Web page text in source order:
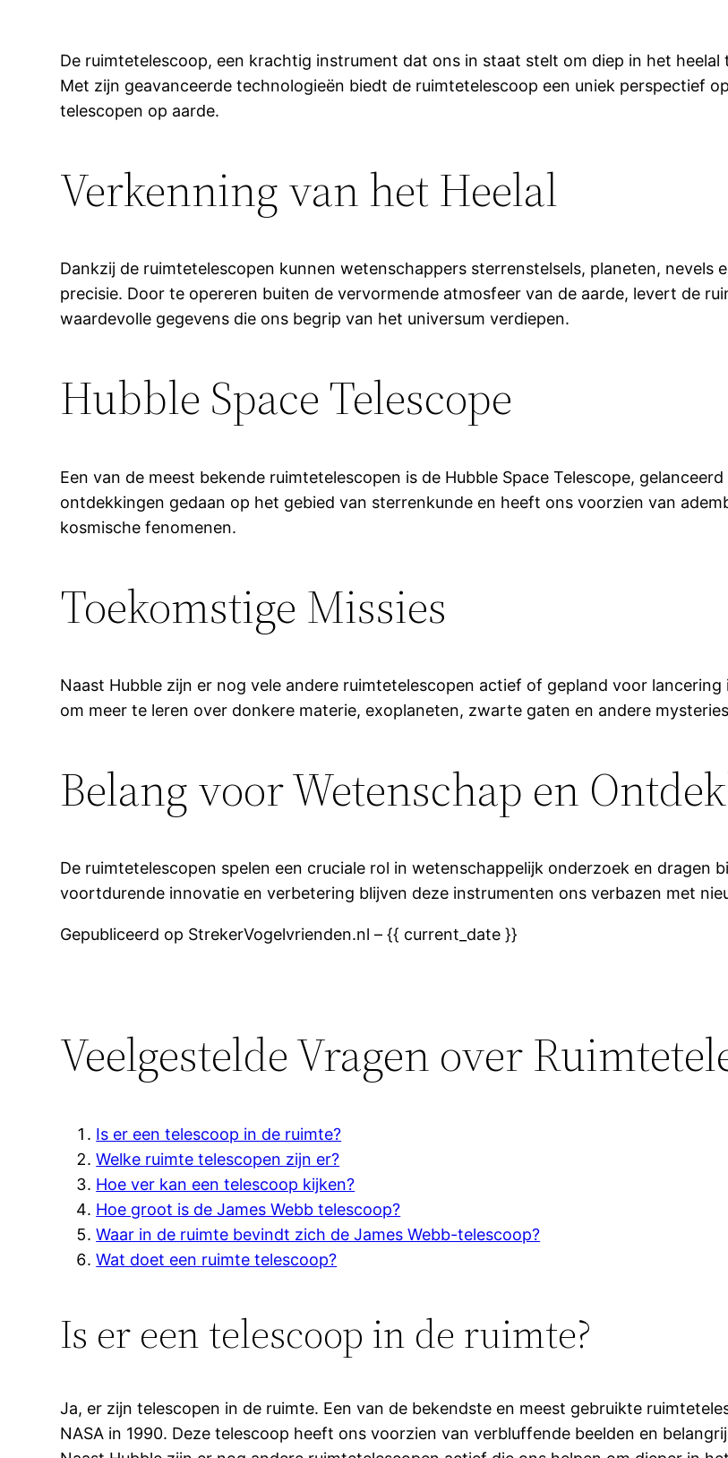
De ruimtetelescoop, een krachtig instrument dat ons in staat stelt om diep in het
Met zijn geavanceerde technologieën biedt de ruimtetelescoop een uniek perspectief
telescopen op aarde.
Verkenning van het Heelal
Dankzij de ruimtetelescopen kunnen wetenschappers sterrenstelsels, planeten, nevels
precisie. Door te opereren buiten de vervormende atmosfeer van de aarde, levert de
waardevolle gegevens die ons begrip van het universum verdiepen.
Hubble Space Telescope
Een van de meest bekende ruimtetelescopen is de Hubble Space Telescope,
ontdekkingen gedaan op het gebied van sterrenkunde en heeft ons voorzien van
kosmische fenomenen.
Toekomstige Missies
Naast Hubble zijn er nog vele andere ruimtetelescopen actief of gepland voor
om meer te leren over donkere materie, exoplaneten, zwarte gaten en andere
Belang voor Wetenschap en
De ruimtetelescopen spelen een cruciale rol in wetenschappelijk onderzoek en dragen
voortdurende innovatie en verbetering blijven deze instrumenten ons verbazen met
Gepubliceerd op StrekerVogelvrienden.nl – {{ current_date }}
Veelgestelde Vragen over
Is er een telescoop in de ruimte?
Welke ruimte telescopen zijn er?
Hoe ver kan een telescoop kijken?
Hoe groot is de James Webb telescoop?
Waar in de ruimte bevindt zich de James Webb-telescoop?
Wat doet een ruimte telescoop?
Is er een telescoop in de ruimte?
Ja, er zijn telescopen in de ruimte. Een van de bekendste en meest gebruikte
NASA in 1990. Deze telescoop heeft ons voorzien van verbluffende beelden en